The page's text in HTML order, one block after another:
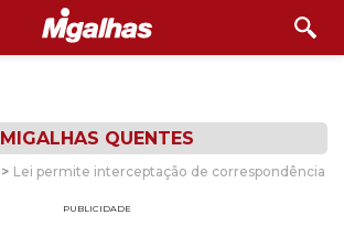
MIGALHAS QUENTES
> Lei permite interceptação de correspondência
PUBLICIDADE